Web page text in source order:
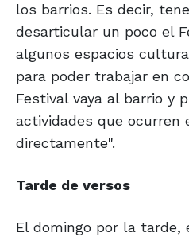
los barrios. Es decir,
desarticular un poco el
algunos espacios
para poder trabajar en
Festival vaya al barrio y
actividades que ocurren
directamente".
Tarde de versos
El domingo por la tarde,